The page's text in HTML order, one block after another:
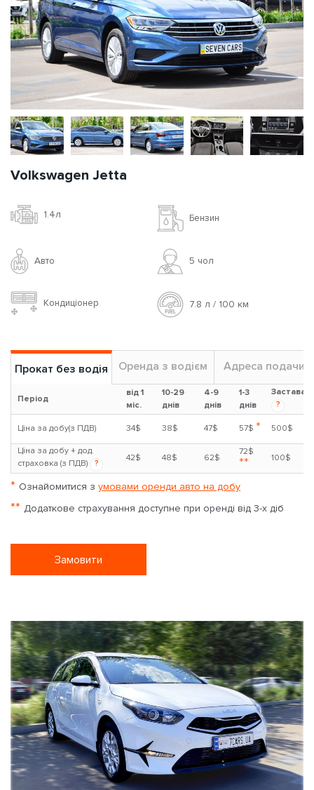
Volkswagen Jetta
1.4л Бензин
Авто 5 чoл
Кондиціонер 7.8 л / 100 км
Прокат без водія Оренда з водієм Адреса подачи
Період
від 1
міс.
10-29
днів
4-9
днів
1-3
днів
Застава
?
Ціна за добу(з ПДВ) 34$ 38$ 47$ 57$ * 500$
Ціна за добу + дод.
страховка (з ПДВ)
?
42$ 48$ 62$
72$
** 100$
* Ознайомитися з умовами оренди авто на добу
** Додаткове страхування доступне при оренді від 3-х діб
Замовити